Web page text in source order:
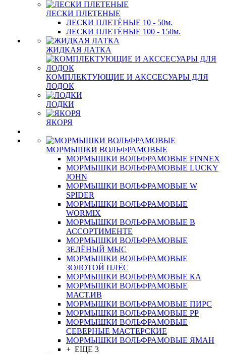
ЛЕСКИ ПЛЕТЕНЫЕ
ЛЕСКИ ПЛЕТЁНЫЕ 10 - 50м.
ЛЕСКИ ПЛЕТЁНЫЕ 100 - 150м.
ЖИДКАЯ ЛАТКА
КОМПЛЕКТУЮЩИЕ И АКССЕСУАРЫ ДЛЯ
ЛОДОК
ЛОДКИ
ЯКОРЯ
МОРМЫШКИ ВОЛЬФРАМОВЫЕ
МОРМЫШКИ ВОЛЬФРАМОВЫЕ FINNEX
МОРМЫШКИ ВОЛЬФРАМОВЫЕ LUCKY
JOHN
МОРМЫШКИ ВОЛЬФРАМОВЫЕ W
SPIDER
МОРМЫШКИ ВОЛЬФРАМОВЫЕ
WORMIX
МОРМЫШКИ ВОЛЬФРАМОВЫЕ В
АССОРТИМЕНТЕ
МОРМЫШКИ ВОЛЬФРАМОВЫЕ
ЗЕЛЁНЫЙ МЫС
МОРМЫШКИ ВОЛЬФРАМОВЫЕ
ЗОЛОТОЙ ПЛЁС
МОРМЫШКИ ВОЛЬФРАМОВЫЕ КА
МОРМЫШКИ ВОЛЬФРАМОВЫЕ
МАСТ.ИВ
МОРМЫШКИ ВОЛЬФРАМОВЫЕ ПИРС
МОРМЫШКИ ВОЛЬФРАМОВЫЕ РР
МОРМЫШКИ ВОЛЬФРАМОВЫЕ
СЕВЕРНЫЕ МАСТЕРСКИЕ
МОРМЫШКИ ВОЛЬФРАМОВЫЕ ЯМАН
+ ЕЩЕ 3